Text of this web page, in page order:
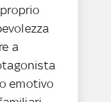
a
emotivo